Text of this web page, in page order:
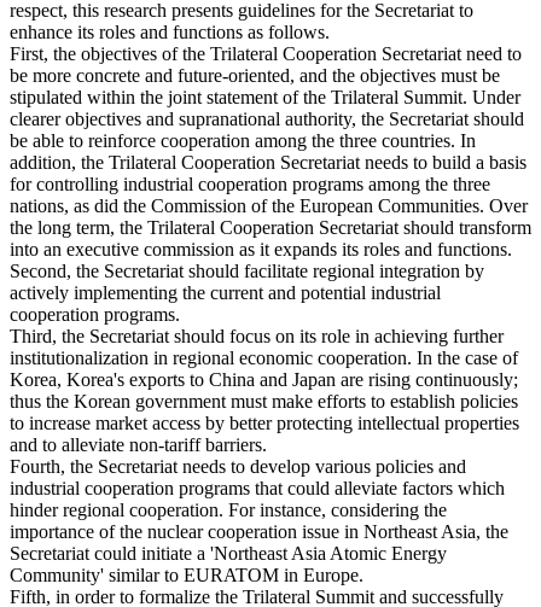
respect, this research presents guidelines for the Secretariat to
enhance its roles and functions as follows.
First, the objectives of the Trilateral Cooperation Secretariat need to
be more concrete and future-oriented, and the objectives must be
stipulated within the joint statement of the Trilateral Summit. Under
clearer objectives and supranational authority, the Secretariat should
be able to reinforce cooperation among the three countries. In
addition, the Trilateral Cooperation Secretariat needs to build a basis
for controlling industrial cooperation programs among the three
nations, as did the Commission of the European Communities. Over
the long term, the Trilateral Cooperation Secretariat should transform
into an executive commission as it expands its roles and functions.
Second, the Secretariat should facilitate regional integration by
actively implementing the current and potential industrial
cooperation programs.
Third, the Secretariat should focus on its role in achieving further
institutionalization in regional economic cooperation. In the case of
Korea, Korea's exports to China and Japan are rising continuously;
thus the Korean government must make efforts to establish policies
to increase market access by better protecting intellectual properties
and to alleviate non-tariff barriers.
Fourth, the Secretariat needs to develop various policies and
industrial cooperation programs that could alleviate factors which
hinder regional cooperation. For instance, considering the
importance of the nuclear cooperation issue in Northeast Asia, the
Secretariat could initiate a 'Northeast Asia Atomic Energy
Community' similar to EURATOM in Europe.
Fifth, in order to formalize the Trilateral Summit and successfully